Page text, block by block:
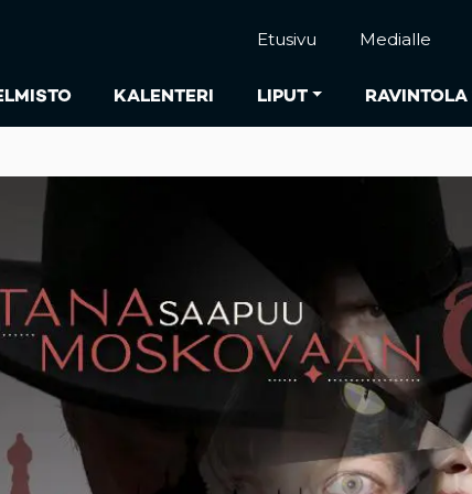
KALENTERI LIPUT RAVINTOLA
Etusivu Medialle